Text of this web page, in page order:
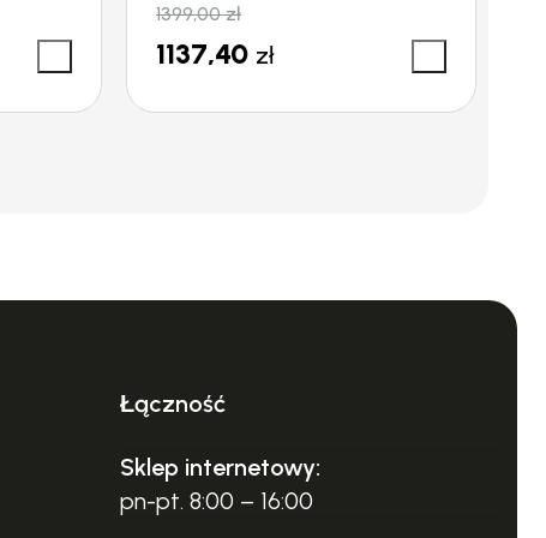
1399,00zł
1137,40 zł
Łączność
Sklep internetowy:
pn-pt. 8:00 – 16:00